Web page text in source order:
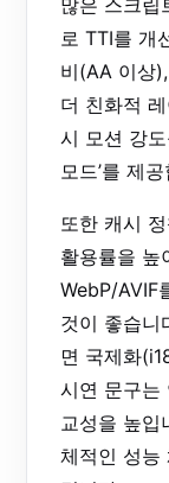
로 TTI를 개
비(AA 이상
더 친화적
시 모션 강
모드’를 제
또한 캐시
활용률을 높
WebP/AVIF
것이 좋습니
면 국제화
시연 문구는
교성을 높입
체적인 성능